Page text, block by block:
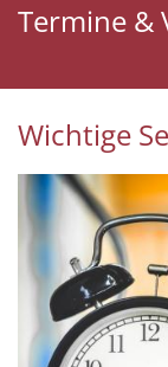
Termine &
Wichtige